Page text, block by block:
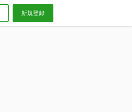
新規登録